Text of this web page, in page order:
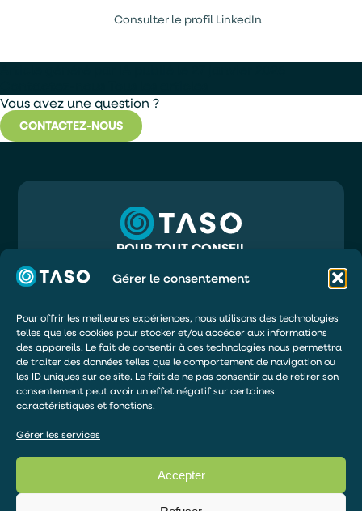
Gérer le consentement
Pour offrir les meilleures expériences, nous utilisons des technologies
telles que les cookies pour stocker et/ou accéder aux informations
des appareils. Le fait de consentir à ces technologies nous permettra
de traiter des données telles que le comportement de navigation ou
les ID uniques sur ce site. Le fait de ne pas consentir ou de retirer son
consentement peut avoir un effet négatif sur certaines
caractéristiques et fonctions.
Gérer les services
Accepter
Consulter le profil LinkedIn
Vous avez une question ?
CONTACTEZ-NOUS
POUR TOUT CONSEIL
INFO@TASO.FR
TASO
33130 BÈGLES
DEMANDER UN DEVIS
ÊTRE RAPPELÉ
DEVENIR DISTRIBUTEUR
© 2026 – TOUS DROITS RÉSERVÉS